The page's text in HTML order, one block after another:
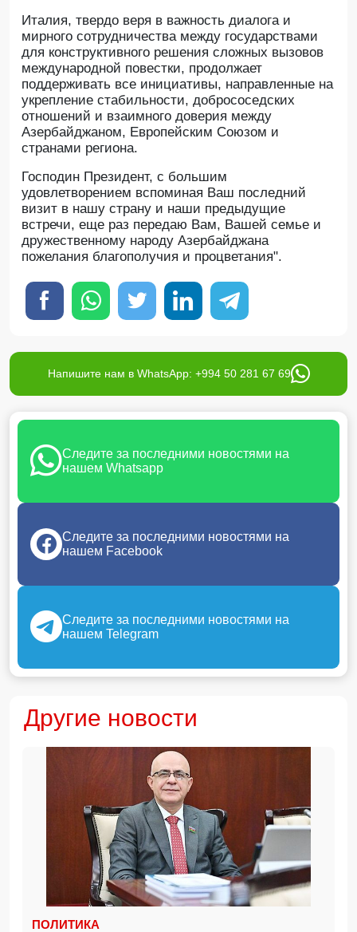
Италия, твердо веря в важность диалога и
мирного сотрудничества между государствами
для конструктивного решения сложных вызовов
международной повестки, продолжает
поддерживать все инициативы, направленные на
укрепление стабильности, добрососедских
отношений и взаимного доверия между
Азербайджаном, Европейским Союзом и
странами региона.
Господин Президент, с большим
удовлетворением вспоминая Ваш последний
визит в нашу страну и наши предыдущие
встречи, еще раз передаю Вам, Вашей семье и
дружественному народу Азербайджана
пожелания благополучия и процветания".
Напишите нам в WhatsApp: +994 50 281 67 69
Следите за последними новостями на
нашем Whatsapp
Следите за последними новостями на
нашем Facebook
Следите за последними новостями на
нашем Telegram
Другие новости
ПОЛИТИКА